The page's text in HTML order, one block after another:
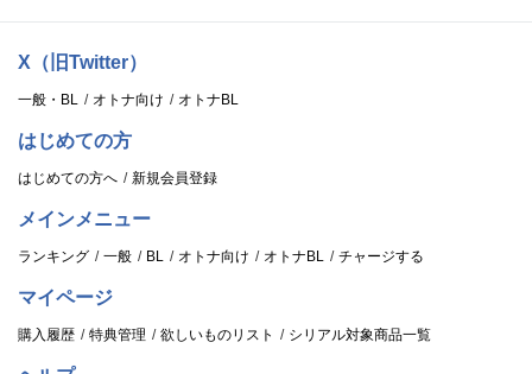
X（旧Twitter）
一般・BL オトナ向け オトナBL
はじめての方
はじめての方へ 新規会員登録
メインメニュー
ランキング 一般 BL オトナ向け オトナBL チャージする
マイページ
購入履歴 特典管理 欲しいものリスト シリアル対象商品一覧